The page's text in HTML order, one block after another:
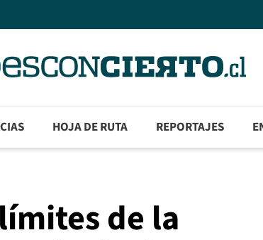
HOJA DE RUTA REPORTAJES
de la